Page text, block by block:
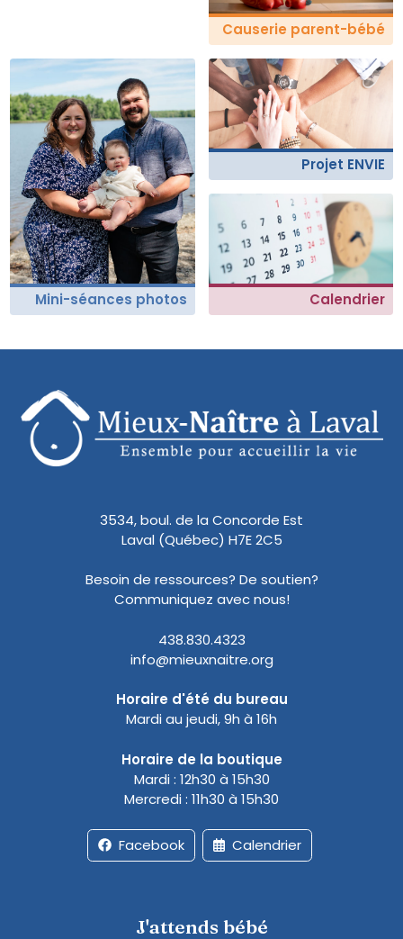
Causerie parent-bébé
Projet ENVIE
Calendrier
Mini-séances photos
3534, boul. de la Concorde Est
Laval (Québec) H7E 2C5
Besoin de ressources? De soutien?
Communiquez avec nous!
438.830.4323
info@mieuxnaitre.org
Horaire d'été du bureau
Mardi au jeudi, 9h à 16h
Horaire de la boutique
Mardi : 12h30 à 15h30
Mercredi : 11h30 à 15h30
Facebook Calendrier
J'attends bébé